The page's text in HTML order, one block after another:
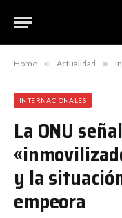
Home » Actualidad »
INTERNACIONALES
La ONU
y la
empeora